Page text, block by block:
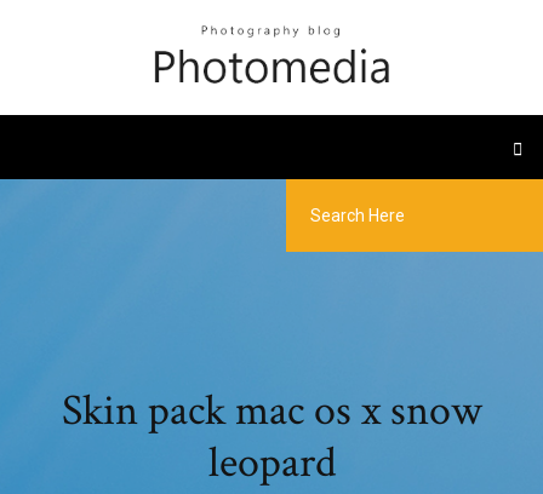
Skin pack mac os x snow
leopard